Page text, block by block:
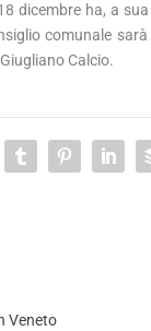
dicembre ha, a
comunale
Calcio.
Veneto